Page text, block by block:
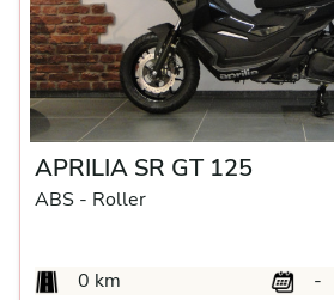
APRILIA SR GT 125
ABS - Roller
0 km
-